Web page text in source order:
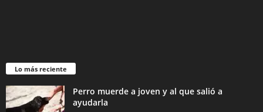
Lo más reciente
Perro muerde a joven y al que salió a
ayudarla